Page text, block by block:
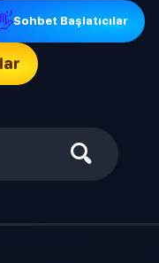
Sohbet Başlatıcılar